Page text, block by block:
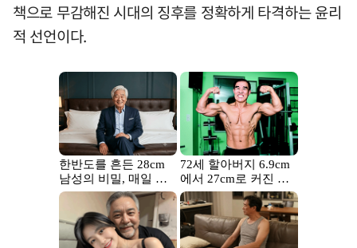
책으로 무감해진 시대의 징후를 정확하게 타격하는 윤리
적 선언이다.